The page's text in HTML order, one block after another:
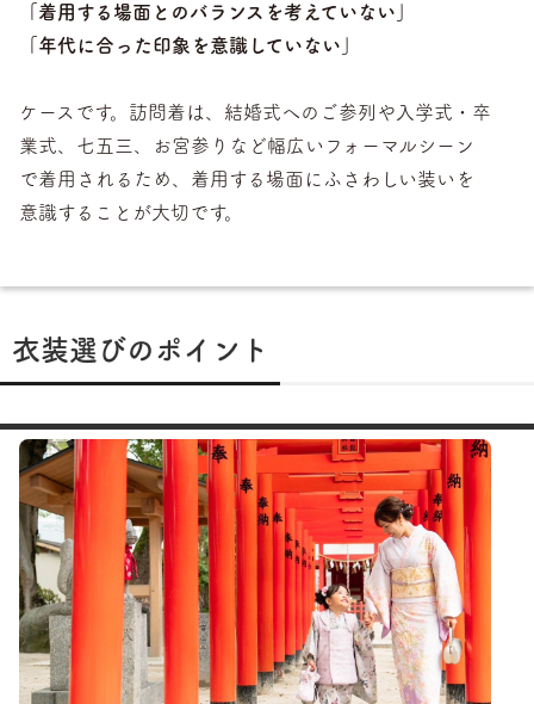
「着用する場面とのバランスを考えていない」
「年代に合った印象を意識していない」
ケースです。訪問着は、結婚式へのご参列や入学式・卒
業式、七五三、お宮参りなど幅広いフォーマルシーン
で着用されるため、着用する場面にふさわしい装いを
意識することが大切です。
衣装選びのポイント